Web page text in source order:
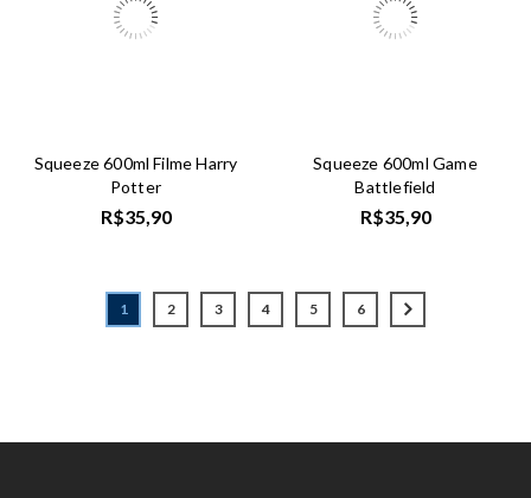
Squeeze 600ml Filme Harry
Potter
R$35,90
Squeeze 600ml Game
Battlefield
R$35,90
1 2 3 4 5 6